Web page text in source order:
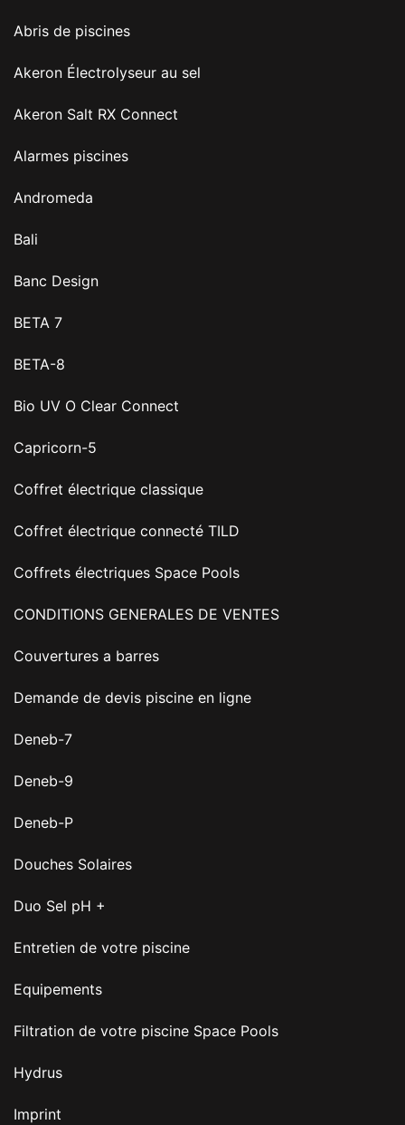
Abris de piscines
Akeron Électrolyseur au sel
Akeron Salt RX Connect
Alarmes piscines
Andromeda
Bali
Banc Design
BETA 7
BETA-8
Bio UV O Clear Connect
Capricorn-5
Coffret électrique classique
Coffret électrique connecté TILD
Coffrets électriques Space Pools
CONDITIONS GENERALES DE VENTES
Couvertures a barres
Demande de devis piscine en ligne
Deneb-7
Deneb-9
Deneb-P
Douches Solaires
Duo Sel pH +
Entretien de votre piscine
Equipements
Filtration de votre piscine Space Pools
Hydrus
Imprint